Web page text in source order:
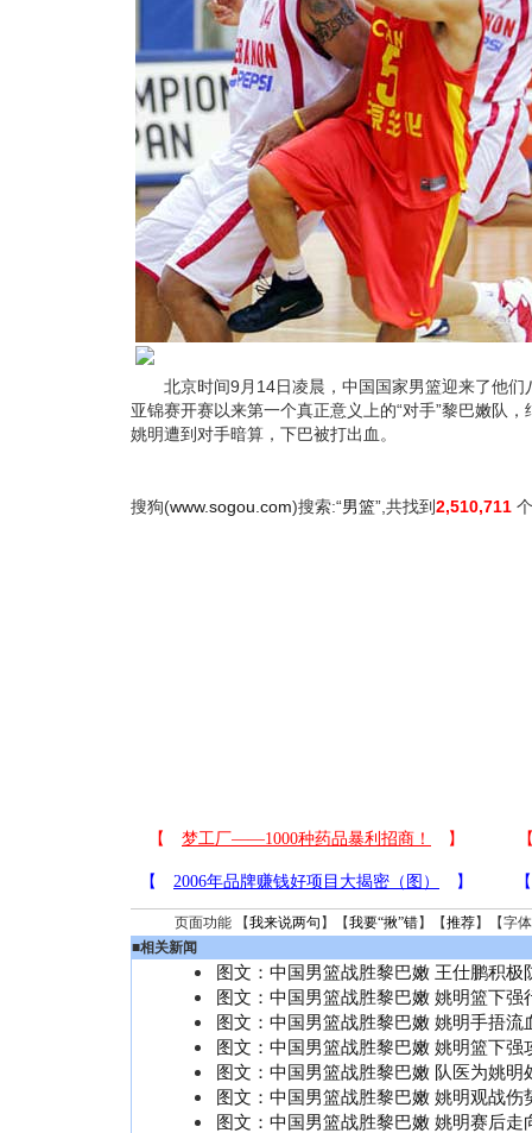
北京时间9月14日凌晨，中国国家男篮迎来了他们
亚锦赛开赛以来第一个真正意义上的“对手”黎巴嫩队
姚明遭到对手暗算，下巴被打出血。
搜狗(www.sogou.com)搜索:“男篮”,共找到2,510,711
页面功能 【我来说两句 】【我要“揪”错】【推荐】【字
■相关新闻
图文：中国男篮战胜黎巴嫩 王仕鹏积极
图文：中国男篮战胜黎巴嫩 姚明篮下强
图文：中国男篮战胜黎巴嫩 姚明手捂流
图文：中国男篮战胜黎巴嫩 姚明篮下强
图文：中国男篮战胜黎巴嫩 队医为姚明
图文：中国男篮战胜黎巴嫩 姚明观战伤
图文：中国男篮战胜黎巴嫩 姚明赛后走